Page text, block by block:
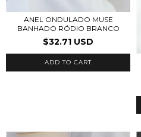
ANEL ONDULADO MUSE
BANHADO RÓDIO BRANCO
$32.71 USD
ADD TO CART